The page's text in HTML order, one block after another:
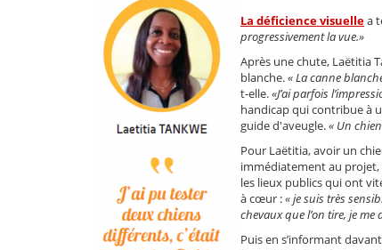
La déficience visuellea
progressivement la vue.»
Après une chute, Laëtitia
blanche.« La canne
t-elle.«J’ai parfois
handicap qui contribue à
guide d'aveugle.« Un
Pour Laëtitia, avoir un
immédiatement au projet,
les lieux publics qui ont
à cœur :« je suis très
chevaux que l’on tire, je
Puis en s’informant